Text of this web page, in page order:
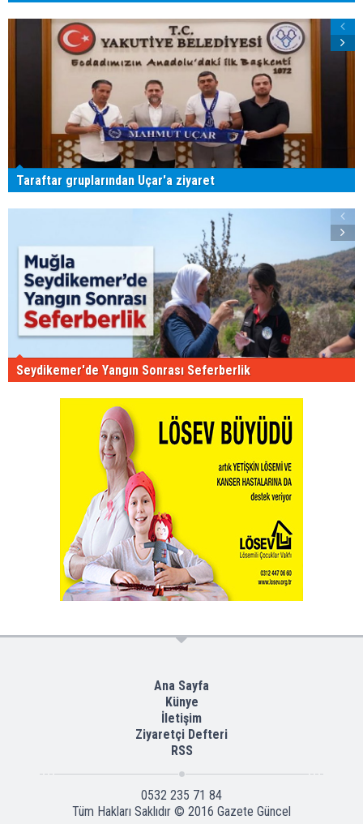
Taraftar gruplarından Uçar'a ziyaret
Seydikemer'de Yangın Sonrası Seferberlik
Ana Sayfa
Künye
İletişim
Ziyaretçi Defteri
RSS
0532 235 71 84
Tüm Hakları Saklıdır © 2016 Gazete Güncel